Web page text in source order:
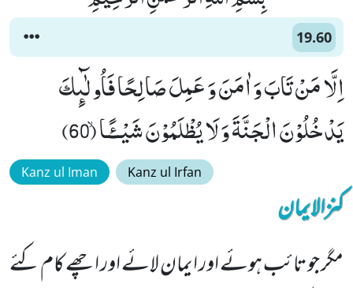
19.60
اِلَّا مَنْ تَابَ وَ اٰمَنَ وَ عَمِلَ صَالِحًا فَاُولٰٓىٕكَ
یَدْخُلُوْنَ الْجَنَّةَ وَ لَا یُظْلَمُوْنَ شَیْــٴًـاۙ (60)
Kanz ul Iman Kanz ul Irfan
کنزالایمان
مگر جو تائب ہوئے اور ایمان لائے اور اچھے کام کئے